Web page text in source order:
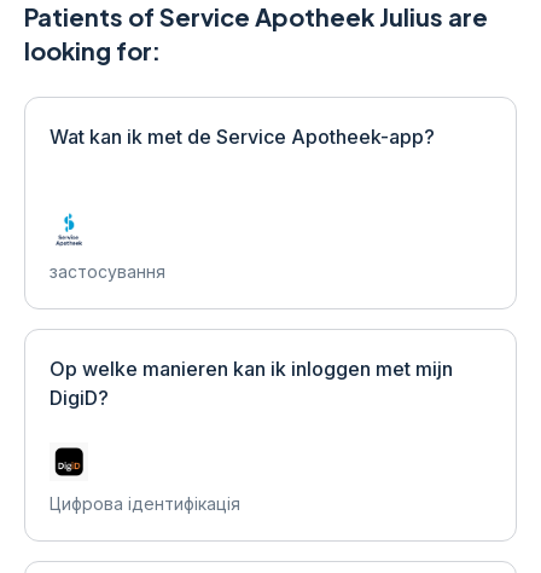
Patients of Service Apotheek Julius are
looking for:
Wat kan ik met de Service Apotheek-app?
застосування
Op welke manieren kan ik inloggen met mijn
DigiD?
Цифрова ідентифікація